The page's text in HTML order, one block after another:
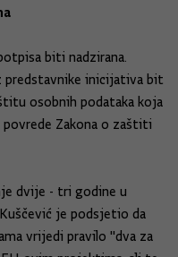
biti nadzirana.
inicijativa bit
osobnih podataka koja
Zakona o zaštiti
dvije - tri godine u
je podsjetio da
vrijedi pravilo "dva za